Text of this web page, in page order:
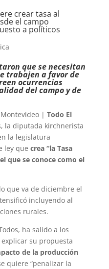
crear tasa al
el campo
a políticos
que se necesitan
trabajen a favor de
ocurrencias
del campo y de
| Todo El
la diputada kirchnerista
la legislatura
ley que crea “la Tasa
que se conoce como el
que va de diciembre el
incluyendo al
rurales.
ha salido a los
su propuesta
de la producción
quiere “penalizar la